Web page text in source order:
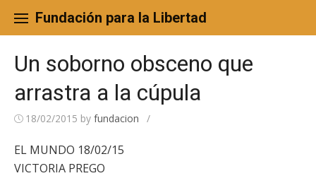
content
Fundación para la Libertad
Un soborno obsceno que
arrastra a la cúpula
18/02/2015 by fundacion /
EL MUNDO 18/02/15
VICTORIA PREGO